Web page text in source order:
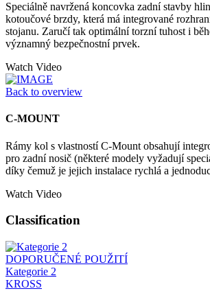
Speciálně navržená koncovka zadní stavby
kotoučové brzdy, která má integrované
stojanu. Zaručí tak optimální torzní tuhost i
významný bezpečnostní prvek.
Watch Video
Back to overview
C-MOUNT
Rámy kol s vlastností C-Mount obsahují
pro zadní nosič (některé modely vyžadují
díky čemuž je jejich instalace rychlá a
Watch Video
Classification
DOPORUČENÉ POUŽITÍ
Kategorie 2
KROSS